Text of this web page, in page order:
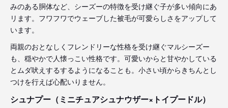
みのある胴体など、シーズーの特徴を受け継ぐ子が多い傾向にあ
リます。フワフワでウェーブした被毛が可愛らしさをアップして
います。
両親のおとなしくフレンドリーな性格を受け継ぐマルシーズー
も、穏やかで人懐っこい性格です。可愛いからと甘やかしている
とムダ吠えするするようになることも。小さい頃からきちんとし
つけを行えば心配いりません。
シュナプー（ミニチュアシュナウザー×トイプードル）